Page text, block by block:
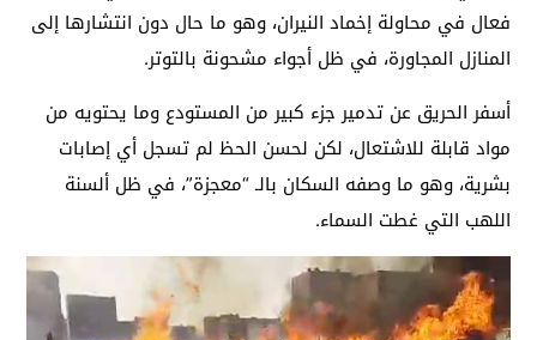
فعال في محاولة إخماد النيران، وهو ما حال دون انتشارها إلى
المنازل المجاورة، في ظل أجواء مشحونة بالتوتر.
أسفر الحريق عن تدمير جزء كبير من المستودع وما يحتويه من
مواد قابلة للاشتعال، لكن لحسن الحظ لم تسجل أي إصابات
بشرية، وهو ما وصفه السكان بالـ “معجزة”، في ظل ألسنة
اللهب التي غطت السماء.